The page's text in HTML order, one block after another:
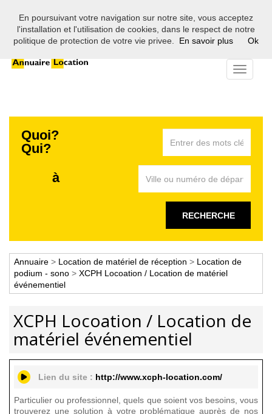
Bienvenue sur l'annuaire des professionnels de la location en
France
Toggle
Quoi?
Qui?
à
RECHERCHE
Annuaire > Location de matériel de réception > Location de
podium - sono > XCPH Locoation / Location de matériel
événementiel
XCPH Locoation / Location de
matériel événementiel
Lien du site : http://www.xcph-location.com/
Particulier ou professionnel, quels que soient vos besoins, vous
trouverez une solution à votre problématique auprès de nos
En poursuivant votre navigation sur notre site, vous acceptez
l'installation et l'utilisation de cookies, dans le respect de notre
politique de protection de votre vie privee.
En savoir plus Ok